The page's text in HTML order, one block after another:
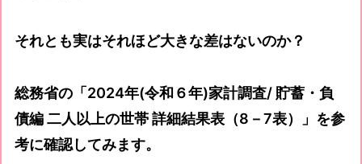
それとも実はそれほど大きな差はないのか？
総務省の「2024年(令和６年)家計調査/ 貯蓄・負
債編 二人以上の世帯 詳細結果表（8－7表）」を参
考に確認してみます。